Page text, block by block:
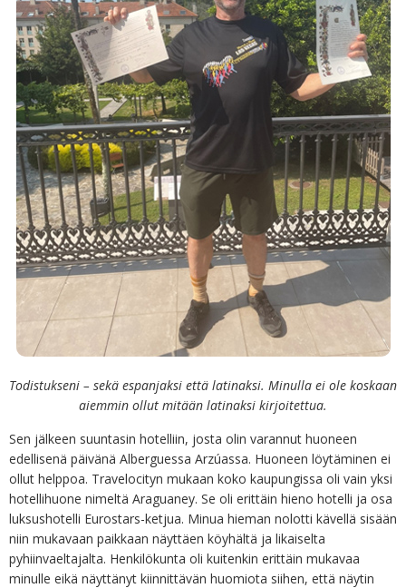
Todistukseni – sekä espanjaksi että latinaksi. Minulla ei ole koskaan
aiemmin ollut mitään latinaksi kirjoitettua.
Sen jälkeen suuntasin hotelliin, josta olin varannut huoneen
edellisenä päivänä Alberguessa Arzúassa. Huoneen löytäminen ei
ollut helppoa. Travelocityn mukaan koko kaupungissa oli vain yksi
hotellihuone nimeltä Araguaney. Se oli erittäin hieno hotelli ja osa
luksushotelli Eurostars-ketjua. Minua hieman nolotti kävellä sisään
niin mukavaan paikkaan näyttäen köyhältä ja likaiselta
pyhiinvaeltajalta. Henkilökunta oli kuitenkin erittäin mukavaa
minulle eikä näyttänyt kiinnittävän huomiota siihen, että näytin